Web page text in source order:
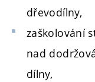
dřevodílny,
zaškolování
nad
dílny,